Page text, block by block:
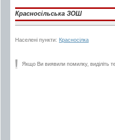
Красносільська ЗОШ
Населені пункти: Красносілка
Якщо Ви виявили помилку, виділіть